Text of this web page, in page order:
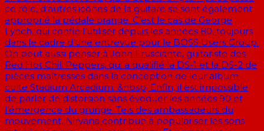
ce rôle, d’autres icônes de la guitare se sont également
approprié la pédale orange. C’est le cas de George
Lynch, qui confie l’utiliser depuis les années 80, toujours
dans le cadre d’une entrevue pour le BOSS Users Group.
On peut aussi penser à John Frusciante, guitariste des
Red Hot Chili Peppers, qui a qualifié la DS-1 et la DS-2 de
pièces maîtresses dans la conception de leur album
culte Stadium Arcadium. &nbsp; Enfin, il est impossible
de parler de distorsion sans évoquer les années 90 et
l’émergence du grunge. Tels des ambassadeurs du
mouvement, Nirvana contribue à populariser les sons